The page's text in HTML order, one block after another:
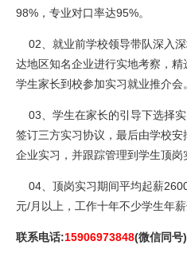
98%，专业对口率达95%。
02、就业前学校领导带队深入
达地区知名企业进行实地考察，
学生家长到校参加实习就业推介会。
03、学生在家长的引导下选择
签订三方实习协议，最后由学校
企业实习，并跟踪管理到学生顶岗
04、顶岗实习期间平均起薪
元/月以上，工作十年不少学生年薪
联系电话:15906973848(微信同